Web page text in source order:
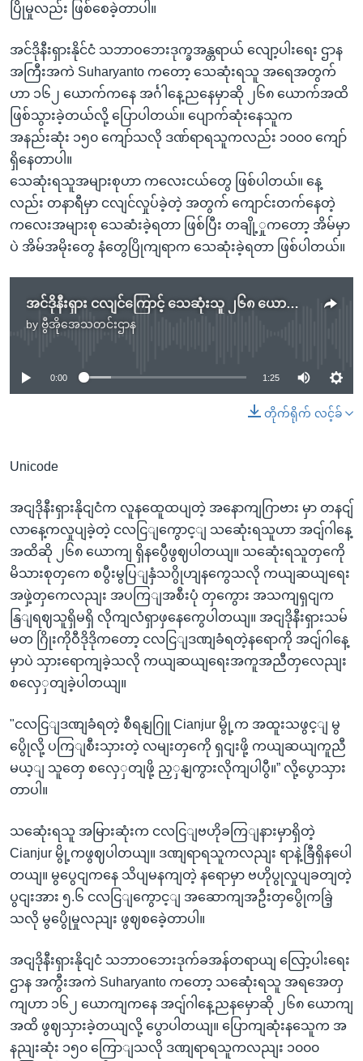
ပြိုမှုလည်း ဖြစ်စေခဲ့တာပါ။
အင်ဒိုနီးရှားနိုင်ငံ သဘာဝဘေးဒုက္ခအန္တရာယ် လျော့ပါးရေး ဌာန
အကြီးအကဲ Suharyanto ကတော့ သေဆုံးရသူ အရေအတွက်
ဟာ ၁၆၂ ယောက်ကနေ အင်္ဂါနေ့ညနေမှာဆို ၂၆၈ ယောက်အထိ
ဖြစ်သွားခဲ့တယ်လို့ ပြောပါတယ်။ ပျောက်ဆုံးနေသူက
အနည်းဆုံး ၁၅၀ ကျော်သလို ဒဏ်ရာရသူကလည်း ၁၀၀၀ ကျော်
ရှိနေတာပါ။
သေဆုံးရသူအများစုဟာ ကလေးငယ်တွေ ဖြစ်ပါတယ်။ နေ့
လည်း တနာရီမှာ ငလျင်လှုပ်ခဲ့တဲ့ အတွက် ကျောင်းတက်နေတဲ့
ကလေးအများစု သေဆံးခဲ့ရတာ ဖြစ်ပြီး တချို့ှုကတော့ အိမ်မှာ
ပဲ အိမ်အမိုးတွေ နံတွေပြိုကျရာက သေဆုံးခဲ့ရတာ ဖြစ်ပါတယ်။
အင်ဒိုနီးရှား ငလျင်ကြောင့် သေဆုံးသူ ၂၆၈ ယောက်အထိတိုး
by ဗွီအိုအေသတင်းဌာန
No media source currently available
0:00 1:25
တိုက်ရိုက် လင့်ခ်
Unicode
အငျဒိုနီးရှားနိုငျငံက လူနထေူထပျတဲ့ အနောကျဂြာဗား မှာ တနငျ်
လာနေ့ကလှုပျခဲ့တဲ့ ငလငြျကွောင့ျ သဆေုံးရသူဟာ အငျ်ဂါနေ့
အထိဆို ၂၆၈ ယောကျ ရှိနပွေီဖွဈပါတယျ။ သဆေုံးရသူတှကေို
မိသားစုတှကေ စပွီးမွပြျနှံသဂွိုဟျနကွေသလို ကယျဆယျရေး
အဖှဲ့တှကေလညျး အပကြျအစီးပုံ တှကွေား အသကျရှငျက
နြျရဈသူရှိမရှိ လိုကျလံရှာဖှနေကွေပါတယျ။ အငျဒိုနီးရှားသမ်
မတ ဂြိုးကိုဝီဒိုဒိုကတော့ ငလငြျဒဏျခံရတဲ့နရောကို အငျ်ဂါနေ့
မှာပဲ သှားရောကျခဲ့သလို ကယျဆယျရေးအကူအညီတှလေညျး
စလှေှတျခဲ့ပါတယျ။
"ငလငြျဒဏျခံရတဲ့ စီရနျဂြူ Cianjur မွို့က အထူးသဖွင့ျ မွ
ပွေိုလို့ ပကြျစီးသှားတဲ့ လမျးတှကေို ရှငျးဖို့ ကယျဆယျကူညီ
မယ့ျ သူတှေ စလှေှတျဖို့ ညှှနျကွားလိုကျပါပွီ။” လို့ပွောသှား
တာပါ။
သဆေုံးရသူ အမြားဆုံးက ငလငြျဗဟိုခကြျနားမှာရှိတဲ့
Cianjur မွို့ကဖွဈပါတယျ။ ဒဏျရာရသူကလညျး ရာနဲ့ခြီရှိနပေါ
တယျ။ မွပွေငျကနေ သိပျမနကျတဲ့ နရောမှာ ဗဟိုပွုလှုပျခတျတဲ့
ပွငျးအား ၅.၆ ငလငြျကွောင့ျ အဆောကျအဦးတှပွေိုကခြဲ့
သလို မွပွေိုမှုလညျး ဖွဈစခေဲ့တာပါ။
အငျဒိုနီးရှားနိုငျငံ သဘာဝဘေးဒုက်ခအန်တရာယျ လြော့ပါးရေး
ဌာန အကွီးအကဲ Suharyanto ကတော့ သဆေုံးရသူ အရအေတှ
ကျဟာ ၁၆၂ ယောကျကနေ အငျ်ဂါနေ့ညနမှောဆို ၂၆၈ ယောကျ
အထိ ဖွဈသှားခဲ့တယျလို့ ပွောပါတယျ။ ပြောကျဆုံးနသေူက အ
နညျးဆုံး ၁၅၀ ကြောျသလို ဒဏျရာရသူကလညျး ၁၀၀၀